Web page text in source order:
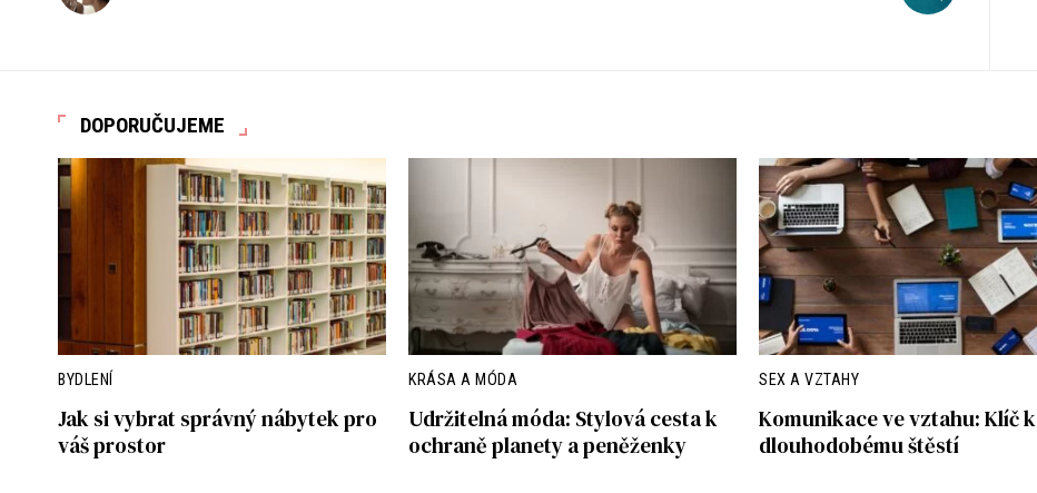
DOPORUČUJEME
BYDLENÍ
Jak si vybrat správný nábytek pro
váš prostor
KRÁSA A MÓDA
Udržitelná móda: Stylová cesta k
ochraně planety a peněženky
SEX A VZTAHY
Komunikace ve vztahu: Klíč k
dlouhodobému štěstí